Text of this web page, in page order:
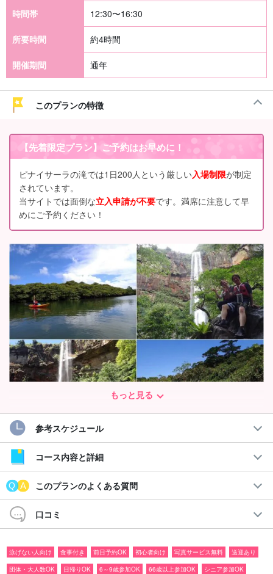
時間帯 12:30〜16:30
所要時間 約4時間
開催期間 通年
このプランの特徴
【先着限定プラン】ご予約はお早めに！
ピナイサーラの滝では1日200人という厳しい入場制限が制定
されています。
当サイトでは面倒な立入申請が不要です。満席に注意して早
めにご予約ください！
お子さんも参加可能☆絶景ピナイサーラの滝へ！
マングローブカヌー＆トレッキングツアー
沖縄県最大
落差54mの『ピナイサーラの滝』の滝壺へ半日気軽に
行けるコースです！
ているため予約はお早めに。石垣島から日帰りで参加も大歓迎☆
もっと見る
参考スケジュール
コース内容と詳細
このプランのよくある質問
口コミ
泳げない人向け 食事付き 前日予約OK 初心者向け 写真サービス無料
送迎あり
団体・大人数OK
日帰りOK 6～9歳参加OK 66歳以上参加OK シニア参加OK